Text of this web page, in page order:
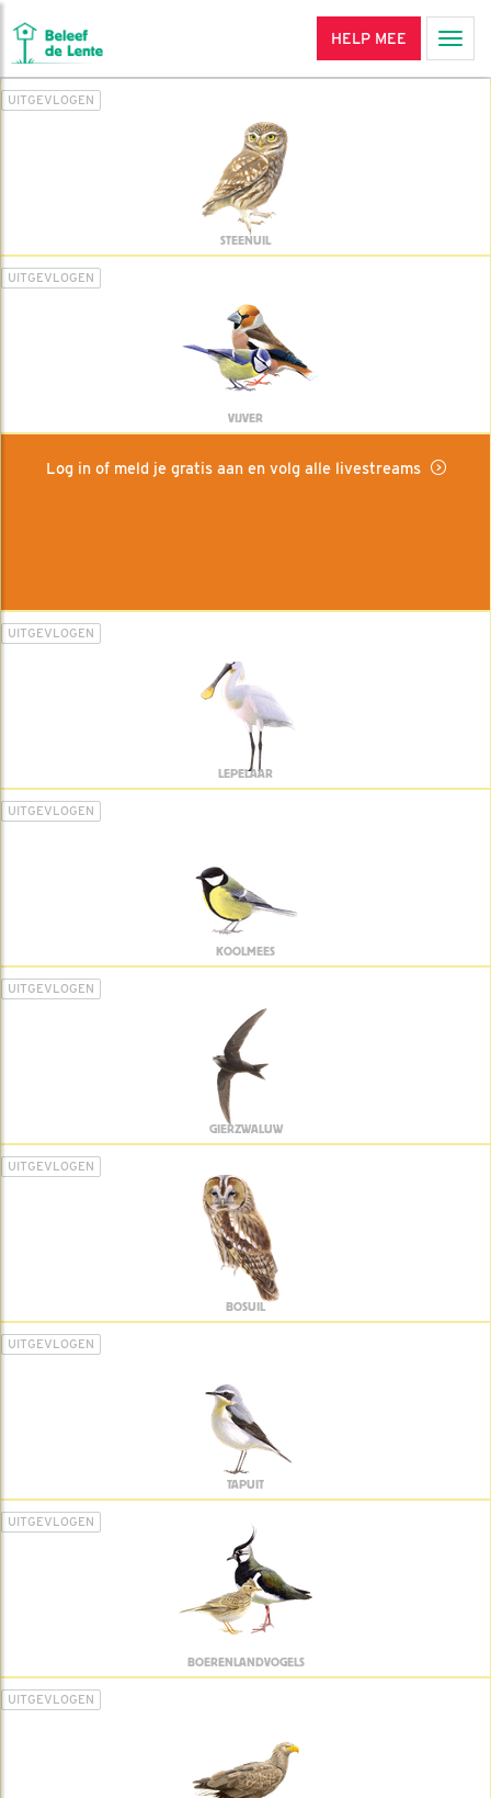
HELP MEE
UITGEVLOGEN
STEENUIL
UITGEVLOGEN
VIJVER
Log in of meld je gratis aan en volg alle livestreams
UITGEVLOGEN
LEPELAAR
UITGEVLOGEN
KOOLMEES
UITGEVLOGEN
GIERZWALUW
UITGEVLOGEN
BOSUIL
UITGEVLOGEN
TAPUIT
UITGEVLOGEN
BOERENLANDVOGELS
UITGEVLOGEN